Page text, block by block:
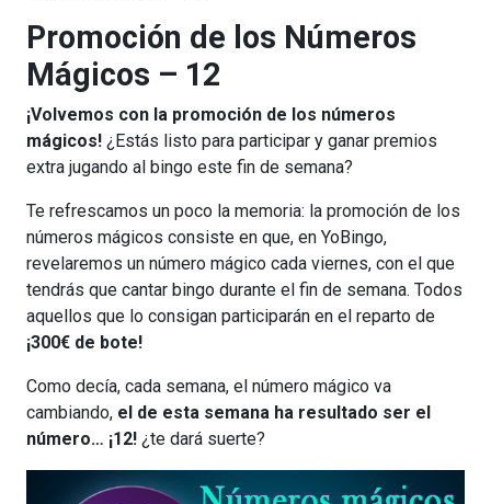
Promoción de los Números
Mágicos – 12
¡Volvemos con la promoción de los números
mágicos! ¿Estás listo para participar y ganar premios
extra jugando al bingo este fin de semana?
Te refrescamos un poco la memoria: la promoción de los
números mágicos consiste en que, en YoBingo,
revelaremos un número mágico cada viernes, con el que
tendrás que cantar bingo durante el fin de semana. Todos
aquellos que lo consigan participarán en el reparto de
¡300€ de bote!
Como decía, cada semana, el número mágico va
cambiando, el de esta semana ha resultado ser el
número… ¡12! ¿te dará suerte?